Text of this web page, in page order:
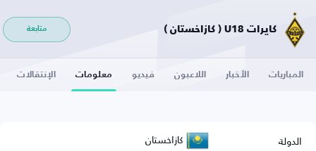
كايرات U18 ( كازاخستان ) متابعة
المباريات الأخبار اللاعبون فيديو معلومات الإنتقالات
الدولة كازاخستان